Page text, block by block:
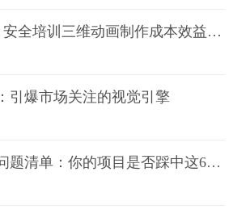
1分钟可能=1条命！安全培训三维动画制作成本效益深度拆解
引爆市场关注的视觉引擎
三维动画制作常见问题清单：你的项目是否踩中这6大技术雷区？